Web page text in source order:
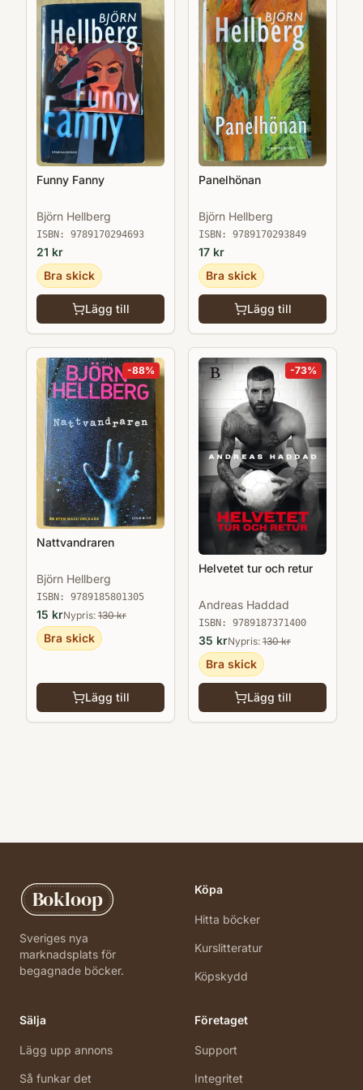
StylistEn fartfylld och engagerade roman
som är lätt att försvinna i - The Washington
PostOm sommaren kan rymmas i en bok
hittar du den i Malibu brinner - Oprah
DailyLäcker dramatik - VogueEtt hisnande
episkt familjedrama - MarieClaireäkta
berusning - TIMESOemotståndlig - People
Funny Fanny
Björn Hellberg
ISBN: 9789170294693
21 kr
Bra skick
Lägg till
Panelhönan
Björn Hellberg
ISBN: 9789170293849
17 kr
Bra skick
Lägg till
-88%
Nattvandraren
Björn Hellberg
ISBN: 9789185801305
15 krNypris: 130kr
Bra skick
Lägg till
-73%
Helvetet tur och retur
Andreas Haddad
ISBN: 9789187371400
35 krNypris: 130kr
Bra skick
Lägg till
Bokloop
Sveriges nya
marknadsplats för
begagnade böcker.
Köpa
Hitta böcker
Kurslitteratur
Köpskydd
Sälja
Lägg upp annons
Så funkar det
Företaget
Support
Integritet